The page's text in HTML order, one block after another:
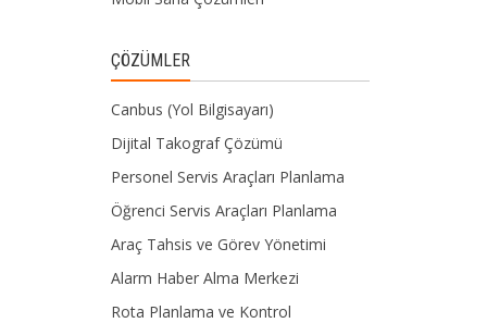
ÇÖZÜMLER
Canbus (Yol Bilgisayarı)
Dijital Takograf Çözümü
Personel Servis Araçları Planlama
Öğrenci Servis Araçları Planlama
Araç Tahsis ve Görev Yönetimi
Alarm Haber Alma Merkezi
Rota Planlama ve Kontrol